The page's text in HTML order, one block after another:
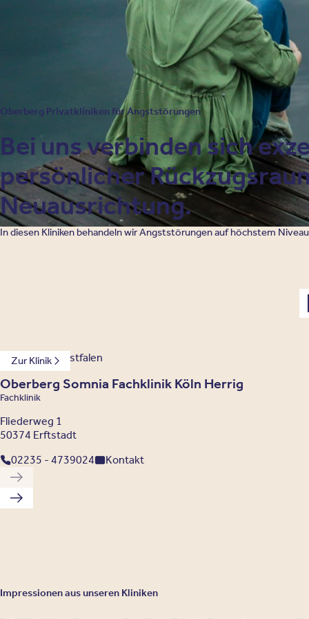
Oberberg Privatkliniken für Angststörungen
Bei uns verbinden sich
persönlicher
Neuausrichtung.
In diesen Kliniken behandeln wir Angststörungen auf höchstem
Zur Klinik
Nordrhein-Westfalen
Oberberg Somnia Fachklinik Köln Herrig
Fachklinik
Fliederweg 1
50374 Erftstadt
02235 - 4739024
Kontakt
Vorherige Klinik
Nächste Klinik
Impressionen aus unseren Kliniken